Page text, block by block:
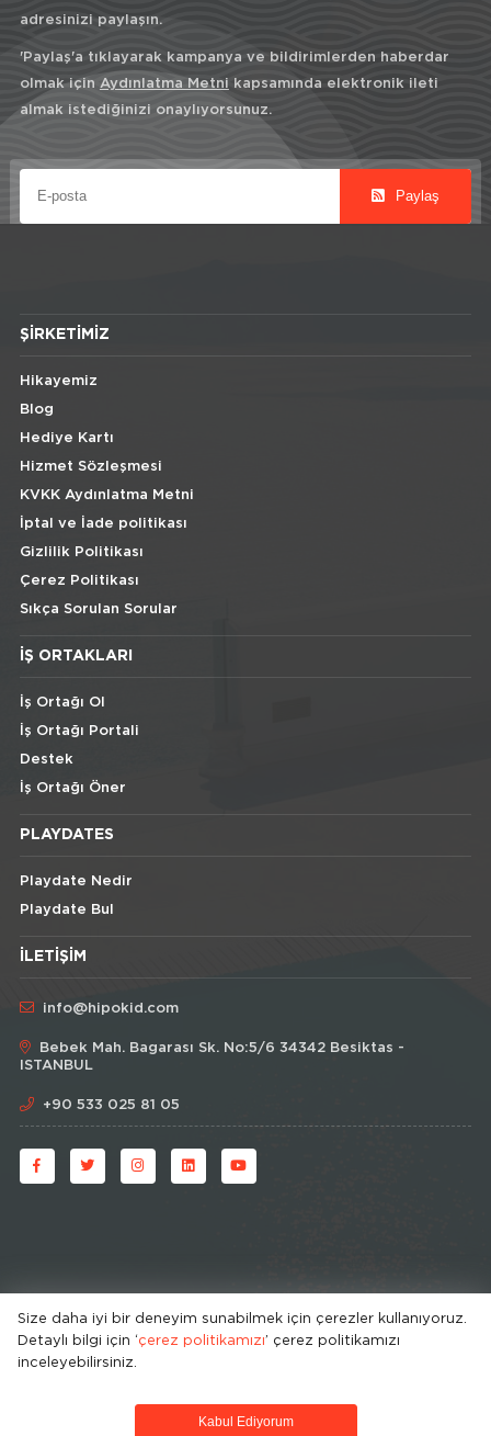
adresinizi paylaşın.
'Paylaş'a tıklayarak kampanya ve bildirimlerden haberdar
olmak için Aydınlatma Metni kapsamında elektronik ileti
almak istediğinizi onaylıyorsunuz.
Paylaş
ŞIRKETIMIZ
Hikayemiz
Blog
Hediye Kartı
Hizmet Sözleşmesi
KVKK Aydınlatma Metni
İptal ve İade politikası
Gizlilik Politikası
Çerez Politikası
Sıkça Sorulan Sorular
İŞ ORTAKLARI
İş Ortağı Ol
İş Ortağı Portali
Destek
İş Ortağı Öner
PLAYDATES
Playdate Nedir
Playdate Bul
İLETIŞIM
info@hipokid.com
Bebek Mah. Bagarası Sk. No:5/6 34342 Besiktas -
ISTANBUL
+90 533 025 81 05
© HipoKid 2026 . All rights reserved.
Developed by
Size daha iyi bir deneyim sunabilmek için çerezler kullanıyoruz.
Detaylı bilgi için ‘çerez politikamızı’ çerez politikamızı
inceleyebilirsiniz.
Kabul Ediyorum